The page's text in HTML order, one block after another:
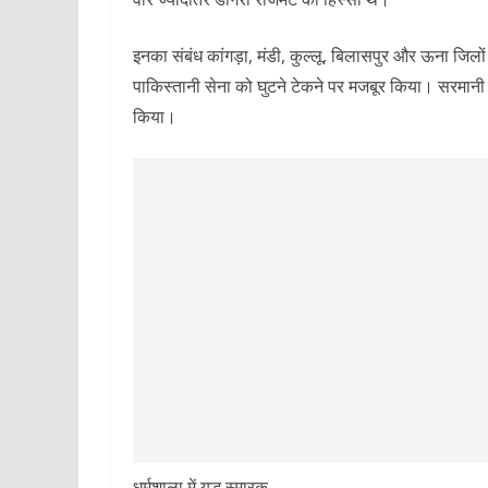
इनका संबंध कांगड़ा, मंडी, कुल्लू, बिलासपुर और ऊना जिलों
पाकिस्तानी सेना को घुटने टेकने पर मजबूर किया।
किया।